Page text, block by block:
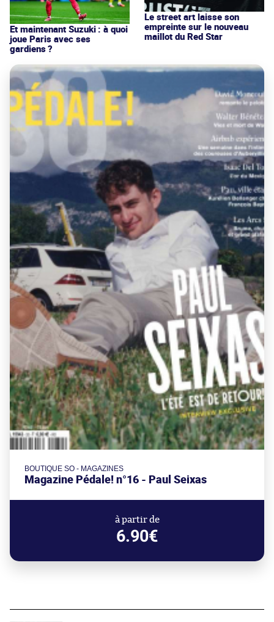
Et maintenant Suzuki : à quoi
joue Paris avec ses
gardiens ?
Le street art laisse son
empreinte sur le nouveau
maillot du Red Star
BOUTIQUE SO - MAGAZINES
Magazine Pédale! n°16 - Paul Seixas
à partir de
6.90€